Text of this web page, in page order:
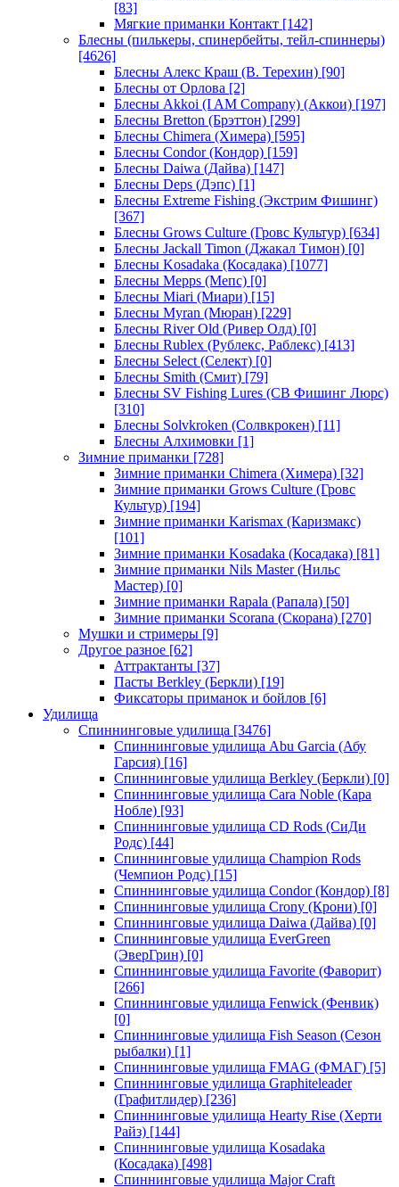
[83]
Мягкие приманки Контакт [142]
Блесны (пилькеры, спинербейты, тейл-спиннеры)
[4626]
Блесны Алекс Краш (В. Терехин) [90]
Блесны от Орлова [2]
Блесны Akkoi (I AM Company) (Аккои) [197]
Блесны Bretton (Брэттон) [299]
Блесны Chimera (Химера) [595]
Блесны Condor (Кондор) [159]
Блесны Daiwa (Дайва) [147]
Блесны Deps (Дэпс) [1]
Блесны Extreme Fishing (Экстрим Фишинг)
[367]
Блесны Grows Culture (Гровс Культур) [634]
Блесны Jackall Timon (Джакал Тимон) [0]
Блесны Kosadaka (Косадака) [1077]
Блесны Mepps (Мепс) [0]
Блесны Miari (Миари) [15]
Блесны Myran (Мюран) [229]
Блесны River Old (Ривер Олд) [0]
Блесны Rublex (Рублекс, Раблекс) [413]
Блесны Select (Селект) [0]
Блесны Smith (Смит) [79]
Блесны SV Fishing Lures (СВ Фишинг Люрс)
[310]
Блесны Solvkroken (Солвкрокен) [11]
Блесны Алхимовки [1]
Зимние приманки [728]
Зимние приманки Chimera (Химера) [32]
Зимние приманки Grows Culture (Гровс
Культур) [194]
Зимние приманки Karismax (Каризмакс)
[101]
Зимние приманки Kosadaka (Косадака) [81]
Зимние приманки Nils Master (Нильс
Мастер) [0]
Зимние приманки Rapala (Рапала) [50]
Зимние приманки Scorana (Скорана) [270]
Мушки и стримеры [9]
Другое разное [62]
Аттрактанты [37]
Пасты Berkley (Беркли) [19]
Фиксаторы приманок и бойлов [6]
Удилища
Спиннинговые удилища [3476]
Спиннинговые удилища Abu Garcia (Абу
Гарсия) [16]
Спиннинговые удилища Berkley (Беркли) [0]
Спиннинговые удилища Cara Noble (Кара
Нобле) [93]
Спиннинговые удилища CD Rods (СиДи
Родс) [44]
Спиннинговые удилища Champion Rods
(Чемпион Родс) [15]
Спиннинговые удилища Condor (Кондор) [8]
Спиннинговые удилища Crony (Крони) [0]
Спиннинговые удилища Daiwa (Дайва) [0]
Спиннинговые удилища EverGreen
(ЭверГрин) [0]
Спиннинговые удилища Favorite (Фаворит)
[266]
Спиннинговые удилища Fenwick (Фенвик)
[0]
Спиннинговые удилища Fish Season (Сезон
рыбалки) [1]
Спиннинговые удилища FMAG (ФМАГ) [5]
Спиннинговые удилища Graphiteleader
(Графитлидер) [236]
Спиннинговые удилища Hearty Rise (Херти
Райз) [144]
Спиннинговые удилища Kosadaka
(Косадака) [498]
Спиннинговые удилища Major Craft